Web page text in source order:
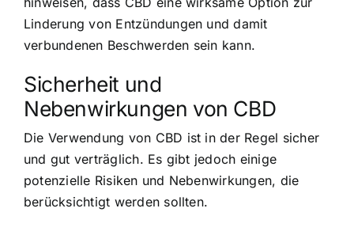
Linderung von Entzündungen und damit
verbundenen Beschwerden sein kann.
Sicherheit und
Nebenwirkungen von CBD
Die Verwendung von CBD ist in der Regel sicher
und gut verträglich. Es gibt jedoch einige
potenzielle Risiken und Nebenwirkungen, die
berücksichtigt werden sollten.